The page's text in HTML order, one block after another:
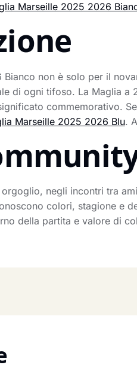
Marseille 2025 2026
non è solo per il
di ogni tifoso. La Maglia
commemorativo.
Marseille 2025 2026 Blu.
negli incontri tra
colori, stagione e
della partita e valore di